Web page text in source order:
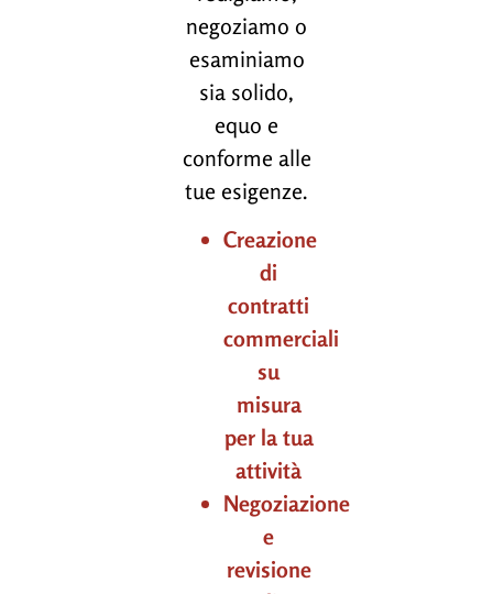
negoziamo o
esaminiamo
sia solido,
equo e
conforme alle
tue esigenze.
Creazione
di
contratti
commerciali
su
misura
per la tua
attività
Negoziazione
e
revisione